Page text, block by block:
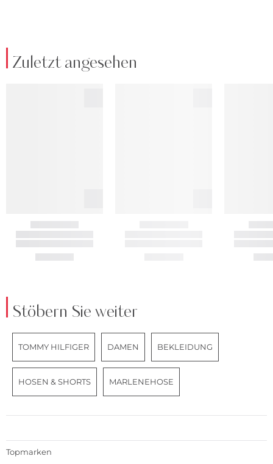
Zuletzt angesehen
Stöbern Sie weiter
TOMMY HILFIGER DAMEN BEKLEIDUNG
HOSEN & SHORTS MARLENEHOSE
Topmarken